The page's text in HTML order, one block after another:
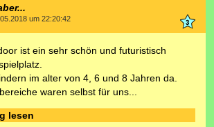
um 22:20:42
ist ein sehr schön und futuristisch
im alter von 4, 6 und 8 Jahren da.
waren selbst für uns...
lesen